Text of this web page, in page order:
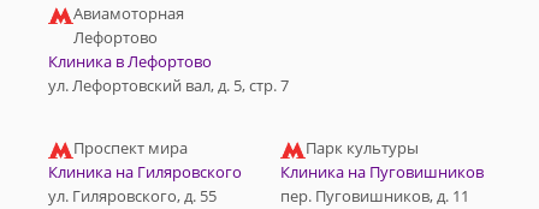
Авиамоторная
Лефортово
Клиника в Лефортово
ул. Лефортовский вал, д. 5, стр. 7
Проспект мира
Клиника на Гиляровского
ул. Гиляровского, д. 55
Парк культуры
Клиника на Пуговишников
пер. Пуговишников, д. 11